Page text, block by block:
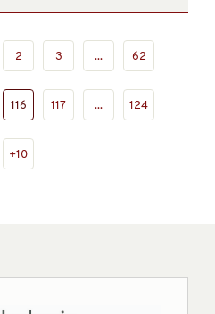
2 3 ... 62
116 117 ... 124
+10